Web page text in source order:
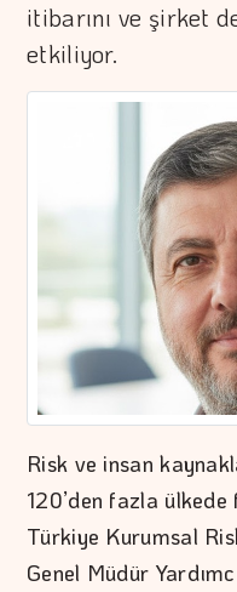
itibarını ve şirket
etkiliyor.
Risk ve insan
120’den fazla
Türkiye Kurumsal
Genel Müdür